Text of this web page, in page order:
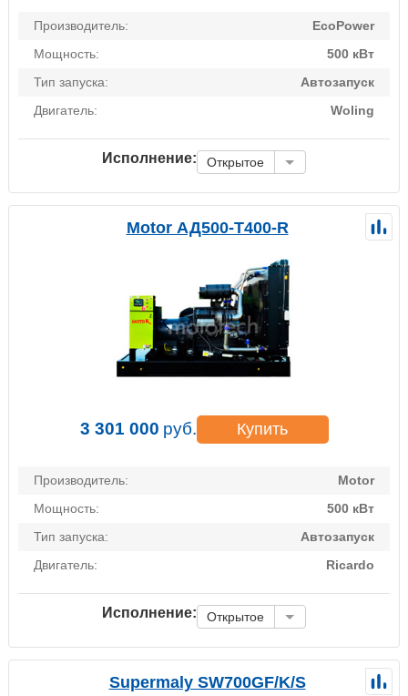
Производитель:
EcoPower
Мощность:
500 кВт
Тип запуска:
Автозапуск
Двигатель:
Woling
Исполнение: Открытое
Motor АД500-Т400-R
3 301 000 руб. Купить
Производитель:
Motor
Мощность:
500 кВт
Тип запуска:
Автозапуск
Двигатель:
Ricardo
Исполнение: Открытое
Supermaly SW700GF/K/S